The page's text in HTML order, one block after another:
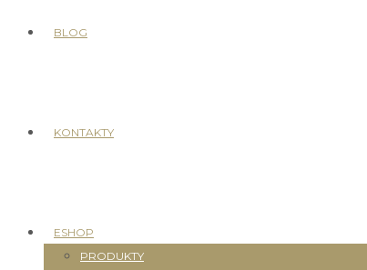
BLOG
KONTAKTY
ESHOP
PRODUKTY